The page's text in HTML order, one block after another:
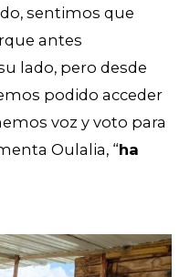
sentimos que
antes
lado, pero desde
podido acceder
voz y voto para
Oulalia, “ha